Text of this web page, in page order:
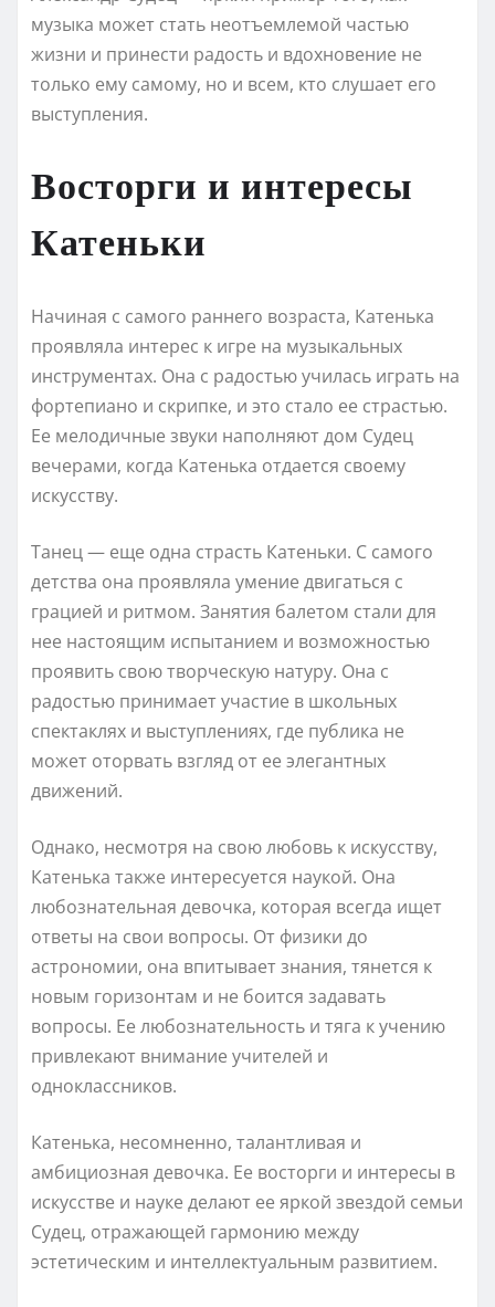
музыка может стать неотъемлемой частью
жизни и принести радость и вдохновение не
только ему самому, но и всем, кто слушает его
выступления.
Восторги и интересы
Катеньки
Начиная с самого раннего возраста, Катенька
проявляла интерес к игре на музыкальных
инструментах. Она с радостью училась играть на
фортепиано и скрипке, и это стало ее страстью.
Ее мелодичные звуки наполняют дом Судец
вечерами, когда Катенька отдается своему
искусству.
Танец — еще одна страсть Катеньки. С самого
детства она проявляла умение двигаться с
грацией и ритмом. Занятия балетом стали для
нее настоящим испытанием и возможностью
проявить свою творческую натуру. Она с
радостью принимает участие в школьных
спектаклях и выступлениях, где публика не
может оторвать взгляд от ее элегантных
движений.
Однако, несмотря на свою любовь к искусству,
Катенька также интересуется наукой. Она
любознательная девочка, которая всегда ищет
ответы на свои вопросы. От физики до
астрономии, она впитывает знания, тянется к
новым горизонтам и не боится задавать
вопросы. Ее любознательность и тяга к учению
привлекают внимание учителей и
одноклассников.
Катенька, несомненно, талантливая и
амбициозная девочка. Ее восторги и интересы в
искусстве и науке делают ее яркой звездой семьи
Судец, отражающей гармонию между
эстетическим и интеллектуальным развитием.